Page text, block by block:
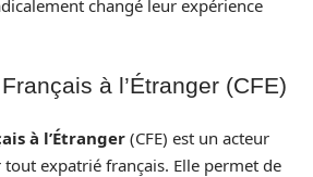
changé leur expérience
à l’Étranger (CFE)
à l’Étranger (CFE) est un acteur
expatrié français. Elle permet de